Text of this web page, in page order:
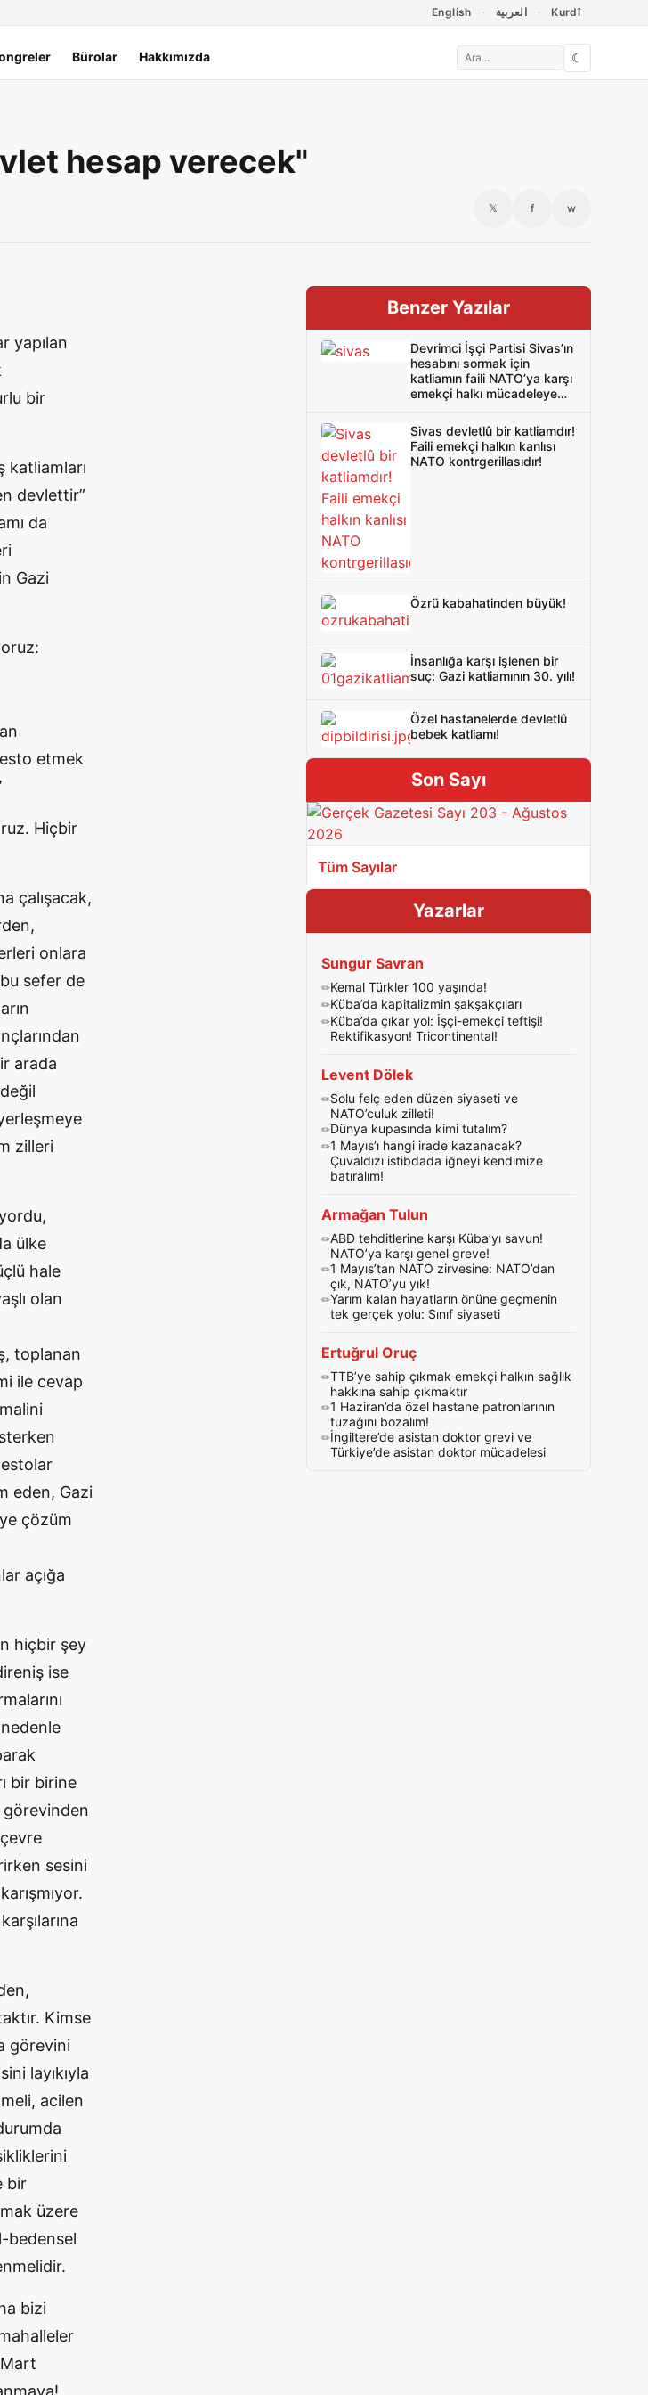
English العربية Kurdî
Bürolar Hakkımızda ☾
hesap verecek"
𝕏 f w
yapılan
bir
katliamları
devlettir”
da
Gazi
etmek
Hiçbir
çalışacak,
onlara
sefer de
arada
zilleri
ülke
hale
olan
toplanan
ile cevap
eden, Gazi
çözüm
açığa
hiçbir şey
ise
bir birine
görevinden
sesini
Kimse
görevini
layıkıyla
acilen
bir
üzere
bedensel
bizi
Benzer Yazılar
Devrimci İşçi Partisi Sivas’ın
hesabını sormak için
katliamın faili NATO’ya karşı
emekçi halkı mücadeleye
Sivas devletlû bir katliamdır!
Faili emekçi halkın kanlısı
NATO kontrgerillasıdır!
Özrü kabahatinden büyük!
İnsanlığa karşı işlenen bir
suç: Gazi katliamının 30. yılı!
Özel hastanelerde devletlû
bebek katliamı!
Son Sayı
Tüm Sayılar
Yazarlar
Sungur Savran
Kemal Türkler 100 yaşında!
Küba’da kapitalizmin şakşakçıları
Küba’da çıkar yol: İşçi-emekçi teftişi!
Rektifikasyon! Tricontinental!
Levent Dölek
Solu felç eden düzen siyaseti ve
NATO’culuk zilleti!
Dünya kupasında kimi tutalım?
1 Mayıs’ı hangi irade kazanacak?
Çuvaldızı istibdada iğneyi kendimize
batıralım!
Armağan Tulun
ABD tehditlerine karşı Küba’yı savun!
NATO’ya karşı genel greve!
1 Mayıs’tan NATO zirvesine: NATO’dan
çık, NATO’yu yık!
Yarım kalan hayatların önüne geçmenin
tek gerçek yolu: Sınıf siyaseti
Ertuğrul Oruç
TTB’ye sahip çıkmak emekçi halkın sağlık
hakkına sahip çıkmaktır
1 Haziran’da özel hastane patronlarının
tuzağını bozalım!
İngiltere’de asistan doktor grevi ve
Türkiye’de asistan doktor mücadelesi